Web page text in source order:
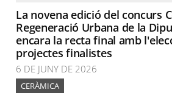
La novena edició del concurs
Regeneració Urbana de la
encara la recta final amb
projectes finalistes
6 DE JUNY DE 2026
CERÀMICA